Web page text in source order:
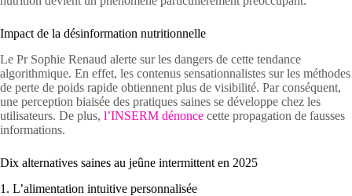
Impact de la désinformation nutritionnelle
Le Pr Sophie Renaud alerte sur les dangers de cette tendance
algorithmique. En effet, les contenus sensationnalistes sur les méthodes
de perte de poids rapide obtiennent plus de visibilité. Par conséquent,
une perception biaisée des pratiques saines se développe chez les
utilisateurs. De plus, l’INSERM dénonce cette propagation de fausses
informations.
Dix alternatives saines au jeûne intermittent en 2025
1. L’alimentation intuitive personnalisée